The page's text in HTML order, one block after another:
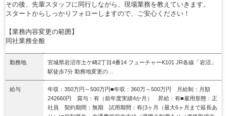
その後、先輩スタッフに同行しながら、現場業務を教えていきます。
スタートからしっかりフォローしますので、ご安心ください！
【業務内容変更の範囲】
同社業務全般
勤務地
宮城県岩沼市土ケ崎2丁目4番14 フューチャーK101 JR各線「岩沼」
駅徒歩7分 勤務地変更の…
給与
年収：350万円～500万円■年収：360万～500万円 月給制：月額
242660円 賞与：有（前年度実績4か月） 昇給：有■雇用形態：正
社員 契約期間：無期 試用期間：有(3ヶ月（最大6ヶ月まで延長あ